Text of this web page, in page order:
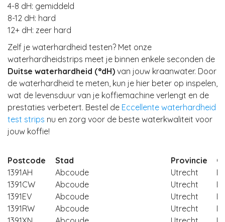
4-8 dH: gemiddeld
8-12 dH: hard
12+ dH: zeer hard
Zelf je waterhardheid testen? Met onze
waterhardheidstrips meet je binnen enkele seconden de
Duitse waterhardheid (°dH) van jouw kraanwater. Door
de waterhardheid te meten, kun je hier beter op inspelen,
wat de levensduur van je koffiemachine verlengt en de
prestaties verbetert. Bestel de Eccellente waterhardheid
test strips nu en zorg voor de beste waterkwaliteit voor
jouw koffie!
Postcode Stad Provincie
1391AH
Abcoude Utrecht
1391CW
Abcoude Utrecht
1391EV
Abcoude Utrecht
1391RW
Abcoude Utrecht